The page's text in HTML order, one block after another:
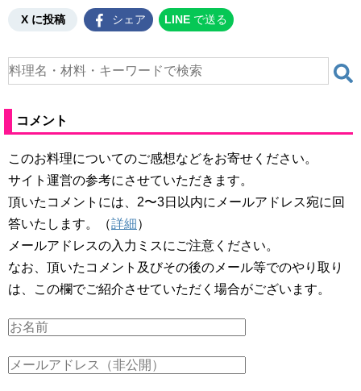
X に投稿 シェア LINE で送る
コメント
このお料理についてのご感想などをお寄せください。
サイト運営の参考にさせていただきます。
頂いたコメントには、2〜3日以内にメールアドレス宛に回
答いたします。（詳細）
メールアドレスの入力ミスにご注意ください。
なお、頂いたコメント及びその後のメール等でのやり取り
は、この欄でご紹介させていただく場合がございます。